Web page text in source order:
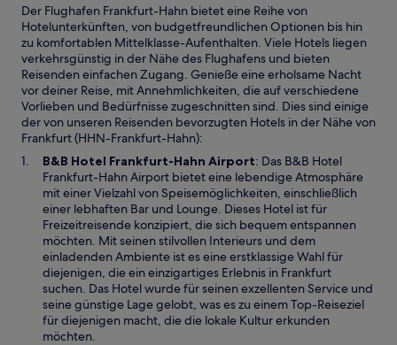
Der Flughafen Frankfurt-Hahn bietet eine Reihe von
Hotelunterkünften, von budgetfreundlichen Optionen bis hin
zu komfortablen Mittelklasse-Aufenthalten. Viele Hotels liegen
verkehrsgünstig in der Nähe des Flughafens und bieten
Reisenden einfachen Zugang. Genieße eine erholsame Nacht
vor deiner Reise, mit Annehmlichkeiten, die auf verschiedene
Vorlieben und Bedürfnisse zugeschnitten sind. Dies sind einige
der von unseren Reisenden bevorzugten Hotels in der Nähe von
Frankfurt (HHN-Frankfurt-Hahn):
B&B Hotel Frankfurt-Hahn AirportW
i
r
d
i
n
e
i
n
e
m
: Das B&B Hotel
Frankfurt-Hahn Airport bietet eine lebendige Atmosphäre
mit einer Vielzahl von Speisemöglichkeiten, einschließlich
einer lebhaften Bar und Lounge. Dieses Hotel ist für
Freizeitreisende konzipiert, die sich bequem entspannen
möchten. Mit seinen stilvollen Interieurs und dem
einladenden Ambiente ist es eine erstklassige Wahl für
diejenigen, die ein einzigartiges Erlebnis in Frankfurt
suchen. Das Hotel wurde für seinen exzellenten Service und
seine günstige Lage gelobt, was es zu einem Top-Reiseziel
für diejenigen macht, die die lokale Kultur erkunden
möchten.